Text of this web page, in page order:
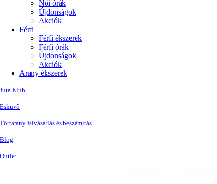
Női órák
Újdonságok
Akciók
Férfi
Férfi ékszerek
Férfi órák
Újdonságok
Akciók
Arany ékszerek
Juta Klub
Esküvő
Törtarany felvásárlás és beszámítás
Blog
Outlet